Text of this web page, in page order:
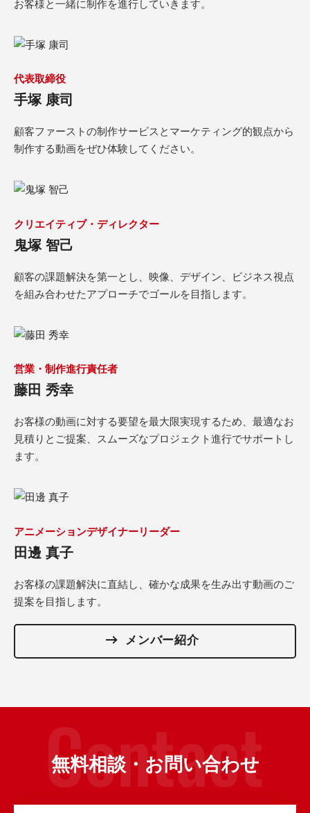
お客様と一緒に制作を進行していきます。
代表取締役
手塚 康司
顧客ファーストの制作サービスとマーケティング的観点から
制作する動画をぜひ体験してください。
クリエイティブ・ディレクター
鬼塚 智己
顧客の課題解決を第一とし、映像、デザイン、ビジネス視点
を組み合わせたアプローチでゴールを目指します。
営業・制作進行責任者
藤田 秀幸
お客様の動画に対する要望を最大限実現するため、最適なお
見積りとご提案、スムーズなプロジェクト進行でサポートし
ます。
アニメーションデザイナーリーダー
田邊 真子
お客様の課題解決に直結し、確かな成果を生み出す動画のご
提案を目指します。
メンバー紹介
無料相談・お問い合わせ